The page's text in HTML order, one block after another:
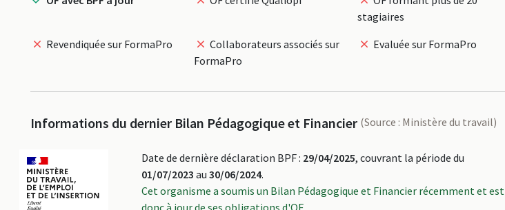
stagiaires
Revendiquée sur FormaPro
Collaborateurs associés sur
FormaPro
Evaluée sur FormaPro
Informations du dernier Bilan Pédagogique et Financier (Source : Ministère du travail)
Date de dernière déclaration BPF : 29/04/2025, couvrant la période du
01/07/2023 au 30/06/2024.
Cet organisme a soumis un Bilan Pédagogique et Financier récemment et est
donc à jour de ses obligations d'OF.